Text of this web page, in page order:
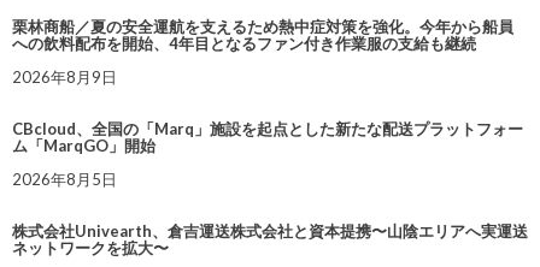
栗林商船／夏の安全運航を支えるため熱中症対策を強化。今年から船員
への飲料配布を開始、4年目となるファン付き作業服の支給も継続
2026年8月9日
CBcloud、全国の「Marq」施設を起点とした新たな配送プラットフォー
ム「MarqGO」開始
2026年8月5日
株式会社Univearth、倉吉運送株式会社と資本提携〜山陰エリアへ実運送
ネットワークを拡大〜